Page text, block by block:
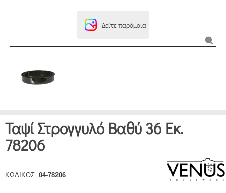
Δείτε παρόμοια
Ταψί Στρογγυλό Βαθύ 36 Εκ.
78206
ΚΩΔΙΚΟΣ: 04-78206